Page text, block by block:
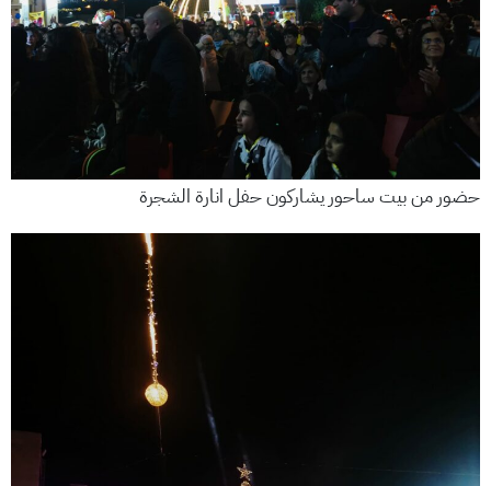
حضور من بيت ساحور يشاركون حفل انارة الشجرة